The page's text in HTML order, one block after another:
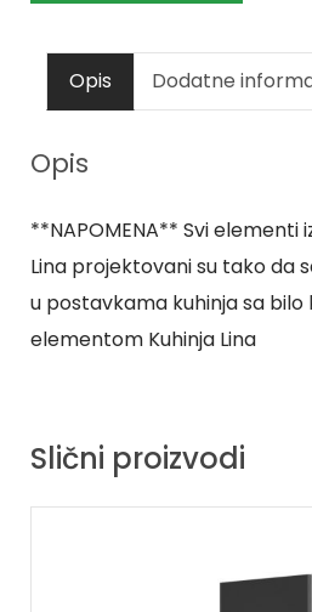
Opis Dodatne
Opis
**NAPOMENA** Svi elementi
Lina projektovani su tako da
u postavkama kuhinja sa bilo
elementom Kuhinja Lina
Slični proizvodi